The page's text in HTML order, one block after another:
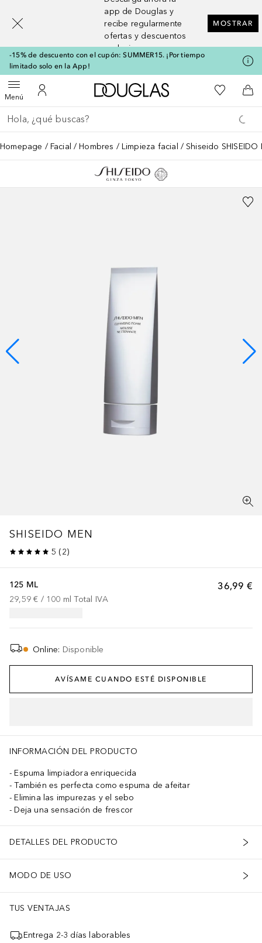
app de Douglas y
recibe regularmente
ofertas y descuentos
exclusivos
MOSTRAR
-15% de descuento con el cupón: SUMMER15. ¡Por tiempo
limitado solo en la App!
MenúAbrir menúMi cuenta
A Douglas HomeMi lista de
A
Regresar
Ejecutar búsqueda
Homepage Facial Hombres Limpieza facial Shiseido SHISEIDO
SHISEIDO MEN
5 (2)
36,99 €
125 ML
29,59 € / 100 ml Total IVA
Online: Disponible
AVÍSAME CUANDO ESTÉ DISPONIBLE
INFORMACIÓN DEL PRODUCTO
Espuma limpiadora enriquecida
También es perfecta como espuma de afeitar
Elimina las impurezas y el sebo
Deja una sensación de frescor
DETALLES DEL PRODUCTO
MODO DE USO
TUS VENTAJAS
Entrega 2-3 días laborables
[navigation.slideout.screenreader]